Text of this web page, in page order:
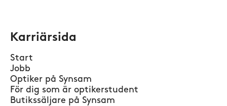
Karriärsida
Start
Jobb
Optiker på Synsam
För dig som är optikerstudent
Butikssäljare på Synsam